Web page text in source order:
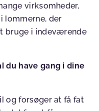
virksomheder,
lommerne, der
bruge i indeværende
du have gang i dine
og forsøger at få fat